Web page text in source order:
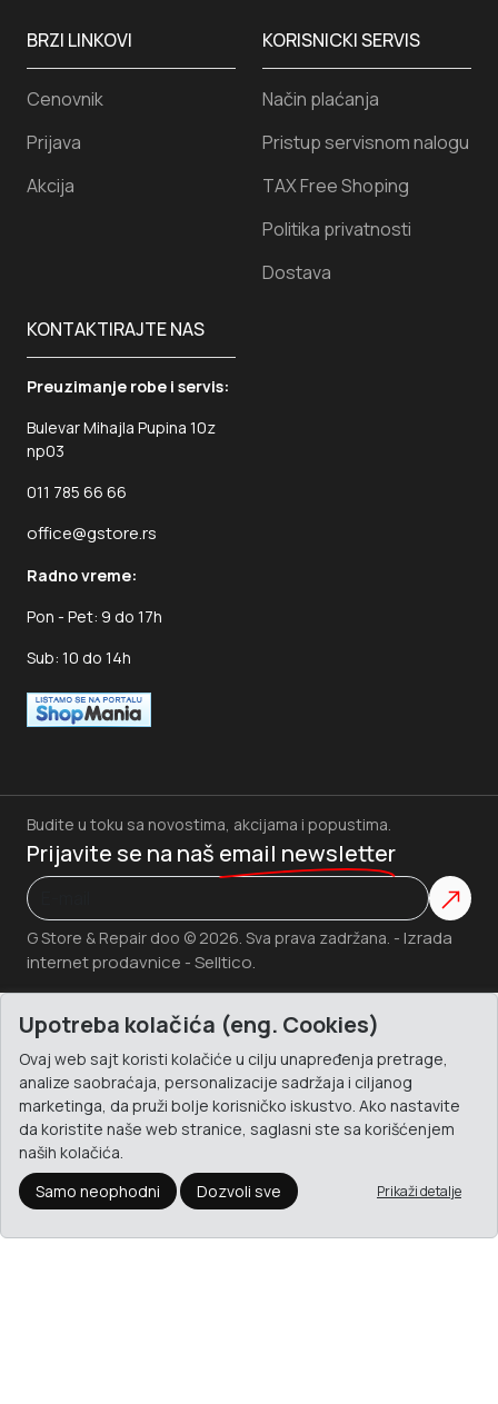
Sef AIKO T-200 KL
6.158RSD.
Dodaj u korpu
Upotreba kolačića (eng. Cookies)
Ovaj web sajt koristi kolačiće u cilju unapređenja pretrage,
analize saobraćaja, personalizacije sadržaja i ciljanog
marketinga, da pruži bolje korisničko iskustvo. Ako nastavite
da koristite naše web stranice, saglasni ste sa korišćenjem
naših kolačića.
Samo neophodni
Dozvoli sve Prikaži detalje